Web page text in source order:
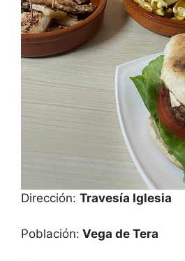
Dirección: Travesía Iglesia
Población: Vega de Tera